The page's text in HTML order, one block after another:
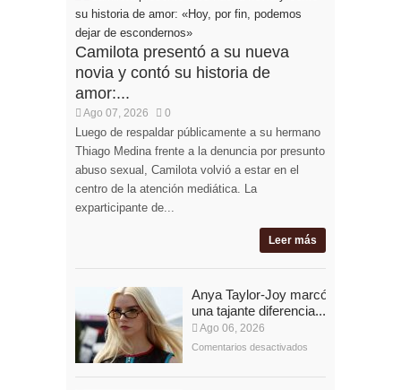
Camilota presentó a su nueva
novia y contó su historia de
amor:...
Ago 07, 2026 0
Luego de respaldar públicamente a su hermano
Thiago Medina frente a la denuncia por presunto
abuso sexual, Camilota volvió a estar en el
centro de la atención mediática. La
exparticipante de...
Leer más
Anya Taylor-Joy marcó
una tajante diferencia...
Ago 06, 2026
Comentarios desactivados